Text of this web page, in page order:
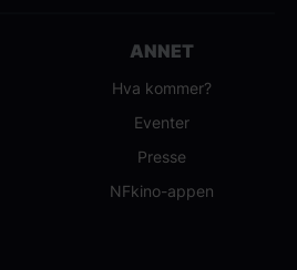
ANNET
Hva kommer?
Eventer
Presse
NFkino-appen